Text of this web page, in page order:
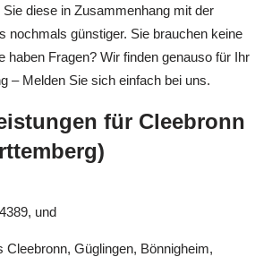
diese in Zusammenhang mit der
nochmals günstiger. Sie brauchen keine
haben Fragen? Wir finden genauso für Ihr
– Melden Sie sich einfach bei uns.
für Cleebronn
und
Cleebronn, Güglingen, Bönnigheim,